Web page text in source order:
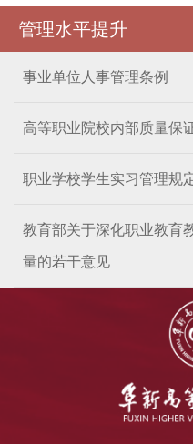
管理水平提升
事业单位人事管理条例
高等职业院校内部质量保
职业学校学生实习管理规
教育部关于深化职业教育
量的若干意见